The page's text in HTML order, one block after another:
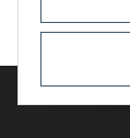
* Alle Preise inkl.